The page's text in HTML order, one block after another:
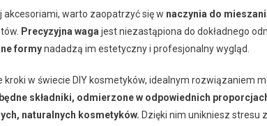
warto zaopatrzyć się w naczynia do
Precyzyjna waga jest niezastąpiona do dokładnego
formynadadzą im estetyczny i profesjonalny wygląd.
kroki w świecie DIY kosmetyków, idealnym rozwiązaniem
składniki, odmierzone w odpowiednich
naturalnych kosmetyków. Dzięki nim unikniesz stresu